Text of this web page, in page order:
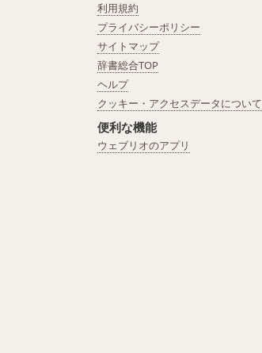
利用規約
プライバシーポリシー
サイトマップ
辞書総合TOP
ヘルプ
クッキー・アクセスデータについて
便利な機能
ウェブリオのアプリ